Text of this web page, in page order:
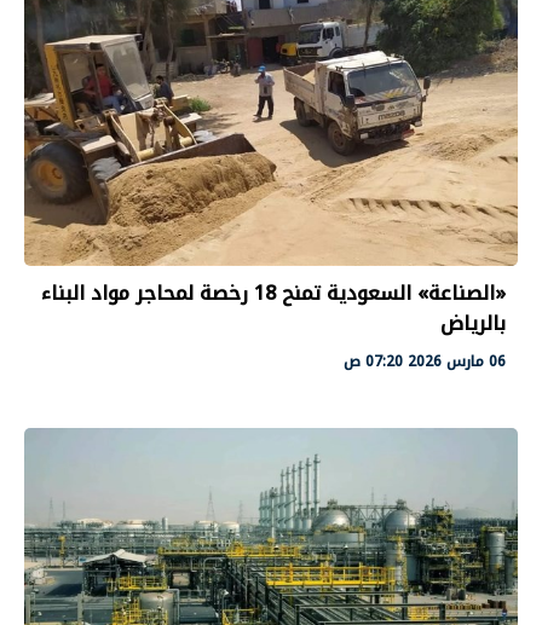
«الصناعة» السعودية تمنح 18 رخصة لمحاجر مواد البناء
بالرياض
06 مارس 2026 07:20 ص